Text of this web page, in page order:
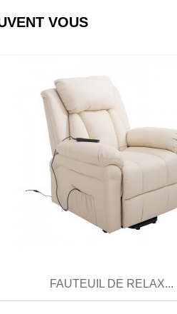
VOUS
DE RELAX...
Comparer